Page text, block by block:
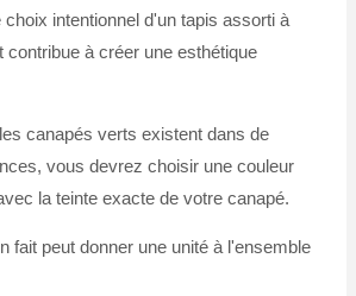
choix intentionnel d'un tapis assorti à
contribue à créer une esthétique
canapés verts existent dans de
vous devrez choisir une couleur
la teinte exacte de votre canapé.
fait peut donner une unité à l'ensemble